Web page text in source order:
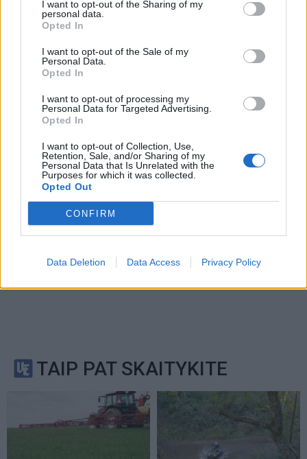
I want to opt-out of the Sharing of my
personal data.
Opted In
I want to opt-out of the Sale of my
Personal Data.
Opted In
I want to opt-out of processing my
Personal Data for Targeted Advertising.
Opted In
I want to opt-out of Collection, Use,
Retention, Sale, and/or Sharing of my
Personal Data that Is Unrelated with the
Purposes for which it was collected.
Opted Out
CONFIRM
Data Deletion Data Access Privacy Policy
Sutinku su
Privacy Policyand
Terms of
Serviceapply.
TAIP PAT SKAITYKITE